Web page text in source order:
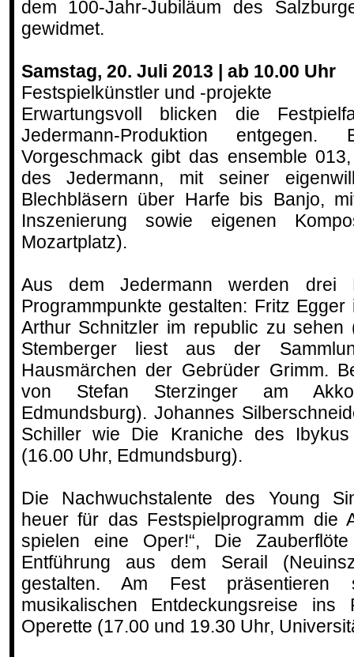
dem 100-Jahr-Jubiläum des
gewidmet.
Samstag, 20. Juli 2013 | ab 10.00 Uhr
Festspielkünstler und -projekte
Erwartungsvoll blicken die
Jedermann-Produktion entgegen.
Vorgeschmack gibt das ensemble
des Jedermann, mit seiner
Blechbläsern über Harfe bis Banjo,
Inszenierung sowie eigenen
Mozartplatz).
Aus dem Jedermann werden drei
Programmpunkte gestalten: Fritz
Arthur Schnitzler im republic zu sehen
Stemberger liest aus der
Hausmärchen der Gebrüder Grimm.
von Stefan Sterzinger am
Edmundsburg). Johannes
Schiller wie Die Kraniche des
(16.00 Uhr, Edmundsburg).
Die Nachwuchstalente des Young
heuer für das Festspielprogramm die
spielen eine Oper!“, Die
Entführung aus dem Serail
gestalten. Am Fest
musikalischen Entdeckungsreise
Operette (17.00 und 19.30 Uhr,